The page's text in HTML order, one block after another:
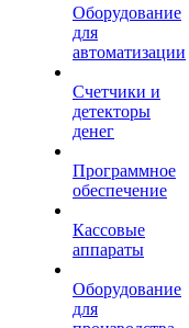
Оборудование
для
автоматизации
Счетчики и
детекторы
денег
Программное
обеспечение
Кассовые
аппараты
Оборудование
для